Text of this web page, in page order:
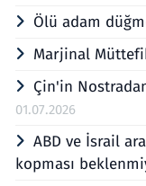
Ölü adam
Marjinal
Çin'in
01.07.2026
ABD ve İsrail
kopması